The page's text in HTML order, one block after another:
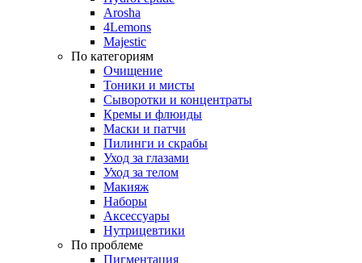
Arosha
4Lemons
Majestic
По категориям
Очищение
Тоники и мисты
Сыворотки и концентраты
Кремы и флюиды
Маски и патчи
Пилинги и скрабы
Уход за глазами
Уход за телом
Макияж
Наборы
Аксессуары
Нутрицевтики
По проблеме
Пигментация